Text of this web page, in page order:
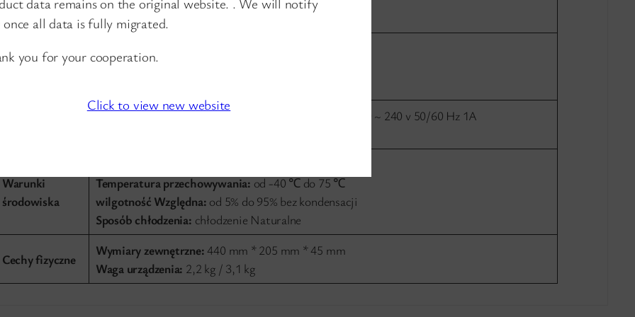
przepustowość backplane:
52G (неблокирующая)
Led lampki
Wskaźniki optyczne porty:
Napięcie wejściowe:Wbudowany zasilacz sieciowy 100 ~ 240 v 50/60 Hz 1A
Warunki
środowiska
Temperatura przechowywania:od -40 ℃ do 75 ℃
wilgotność Względna: od 5% do 95% bez kondensacji
Sposób chłodzenia: chłodzenie Naturalne
Cechy fizyczne
Wymiary zewnętrzne: 440 mm * 205 mm * 45 mm
Waga urządzenia: 2,2 kg / 3,1 kg
once all data is fully migrated.
you for your cooperation.
Click to view new website